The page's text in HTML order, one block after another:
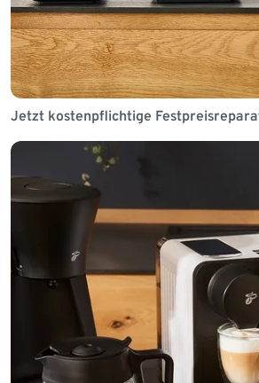
Jetzt kostenpflichtige